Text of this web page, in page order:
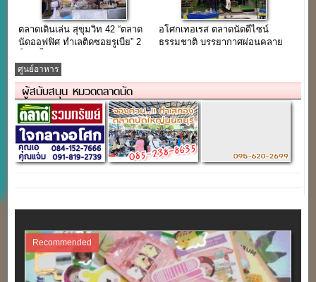
ตลาดเดินเล่น สุขุมวิท 42 “ตลาด
นัดออฟฟิศ ทำเลติดซอยรูเบีย” 2
อโศกเทอเรส ตลาดนัดดีไซน์
ธรรมชาติ บรรยากาศผ่อนคลาย
ศูนย์อาหาร
ผู้สนับสนุน หมวดตลาดนัด
Recommended